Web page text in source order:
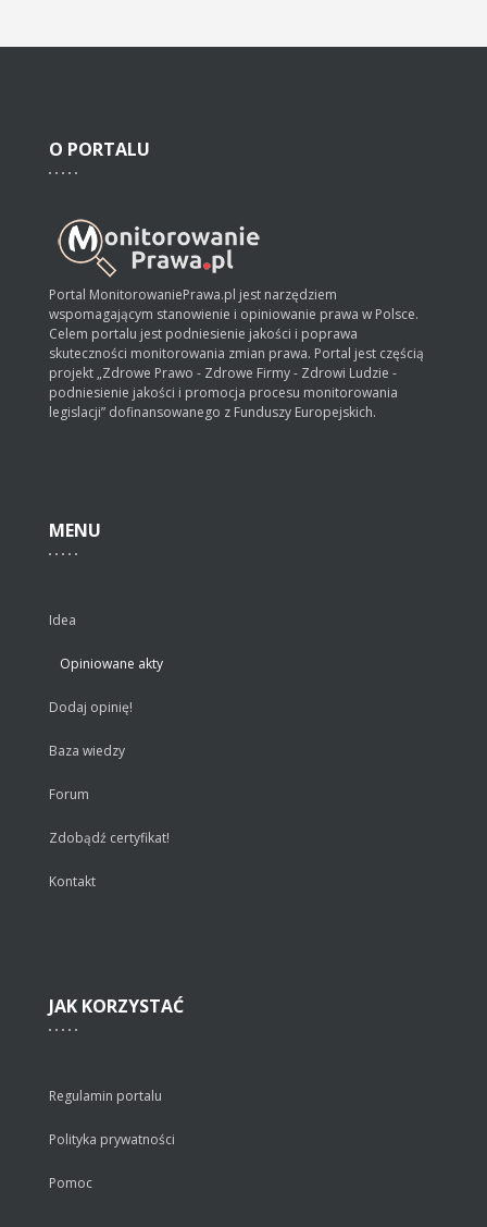
O PORTALU
Portal MonitorowaniePrawa.pl jest narzędziem
wspomagającym stanowienie i opiniowanie prawa w Polsce.
Celem portalu jest podniesienie jakości i poprawa
skuteczności monitorowania zmian prawa. Portal jest częścią
projekt „Zdrowe Prawo - Zdrowe Firmy - Zdrowi Ludzie -
podniesienie jakości i promocja procesu monitorowania
legislacji” dofinansowanego z Funduszy Europejskich.
MENU
Idea
Opiniowane akty
Dodaj opinię!
Baza wiedzy
Forum
Zdobądź certyfikat!
Kontakt
JAK KORZYSTAĆ
Regulamin portalu
Polityka prywatności
Pomoc